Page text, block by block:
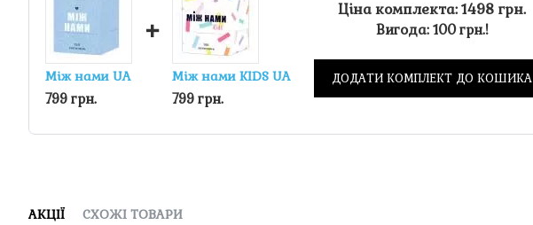
Між нами UA
799 грн.
+
Між нами KIDS UA
799 грн.
Ціна комплекта: 1498 грн.
Вигода: 100 грн.!
ДОДАТИ КОМПЛЕКТ ДО КОШИКА
АКЦІЇ СХОЖІ ТОВАРИ